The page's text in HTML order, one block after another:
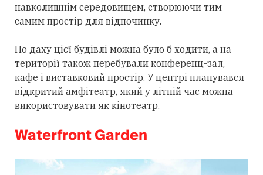
навколишнім середовищем, створюючи тим
самим простір для відпочинку.
По даху цієї будівлі можна було б ходити, а на
території також перебували конференц-зал,
кафе і виставковий простір. У центрі планувався
відкритий амфітеатр, який у літній час можна
використовувати як кінотеатр.
Waterfront Garden